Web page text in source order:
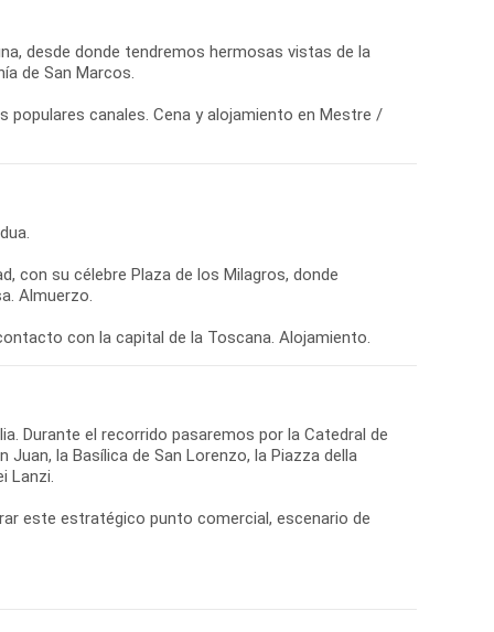
desde donde tendremos hermosas vistas de la
de San Marcos.
populares canales. Cena y alojamiento en Mestre /
con su célebre Plaza de los Milagros, donde
Almuerzo.
Durante el recorrido pasaremos por la Catedral de
la Basílica de San Lorenzo, la Piazza della
Lanzi.
este estratégico punto comercial, escenario de